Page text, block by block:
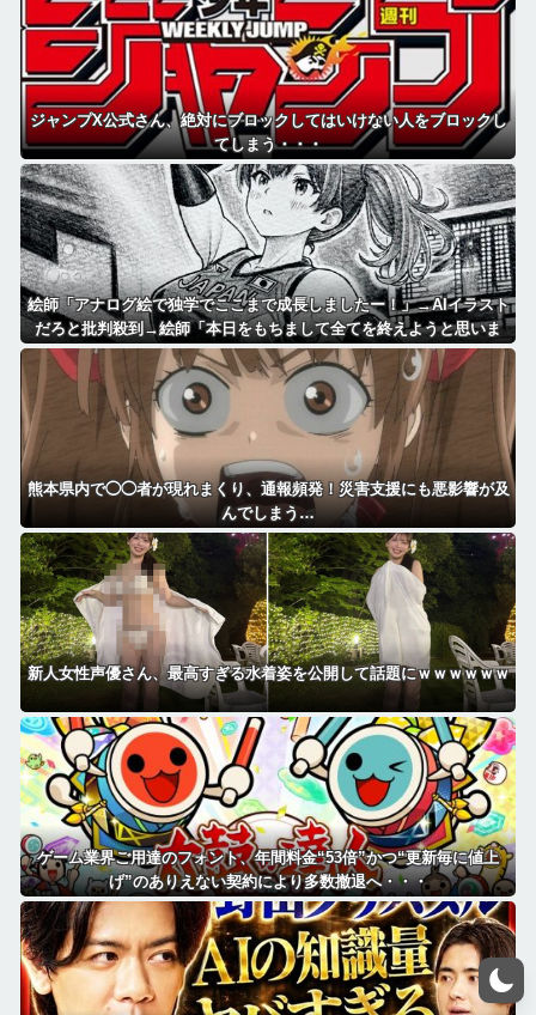
ジャンプX公式さん、絶対にブロックしてはいけない人をブロックし
てしまう・・・
絵師「アナログ絵で独学でここまで成長しましたー！」→AIイラスト
だろと批判殺到→絵師「本日をもちまして全てを終えようと思いま
す」→しかし・・・
熊本県内で◯◯者が現れまくり、通報頻発！災害支援にも悪影響が及
んでしまう…
新人女性声優さん、最高すぎる水着姿を公開して話題にｗｗｗｗｗｗ
ゲーム業界ご用達のフォント、年間料金“53倍”かつ“更新毎に値上
げ”のありえない契約により多数撤退へ・・・